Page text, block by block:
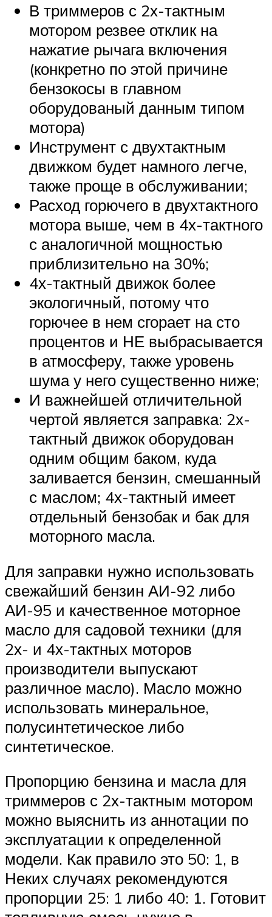
В триммеров с 2х-тактным
мотором резвее отклик на
нажатие рычага включения
(конкретно по этой причине
бензокосы в главном
оборудованый данным типом
мотора)
Инструмент с двухтактным
движком будет намного легче,
также проще в обслуживании;
Расход горючего в двухтактного
мотора выше, чем в 4х-тактного
с аналогичной мощностью
приблизительно на 30%;
4х-тактный движок более
экологичный, потому что
горючее в нем сгорает на сто
процентов и НЕ выбрасывается
в атмосферу, также уровень
шума у ​​него существенно ниже;
И важнейшей отличительной
чертой является заправка: 2х-
тактный движок оборудован
одним общим баком, куда
заливается бензин, смешанный
с маслом; 4х-тактный имеет
отдельный бензобак и бак для
моторного масла.
Для заправки нужно использовать
свежайший бензин АИ-92 либо
АИ-95 и качественное моторное
масло для садовой техники (для
2х- и 4х-тактных моторов
производители выпускают
различное масло). Масло можно
использовать минеральное,
полусинтетическое либо
синтетическое.
Пропорцию бензина и масла для
триммеров с 2х-тактным мотором
можно выяснить из аннотации по
эксплуатации к определенной
модели. Как правило это 50: 1, в
Неких случаях рекомендуются
пропорции 25: 1 либо 40: 1. Готовит